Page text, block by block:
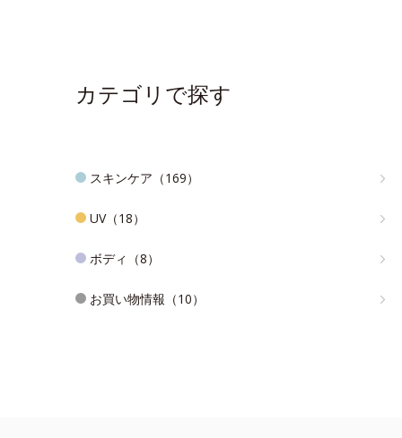
カテゴリで探す
スキンケア（169）
UV（18）
ボディ（8）
お買い物情報（10）